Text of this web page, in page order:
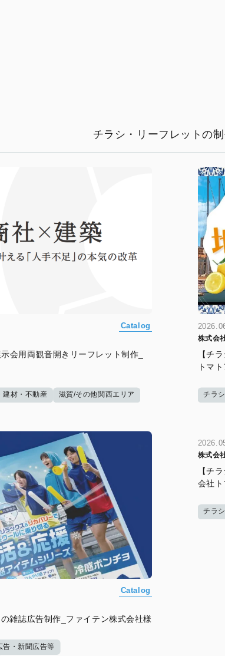
チラシ・リーフレットの制
Catalog
会用両観音開きリーフレット制作_
建材・不動産 滋賀/その他関西エリア
株式会
【チ
トマ
チラ
Catalog
雑誌広告制作_ファイテン株式会社様
告・新聞広告等
株式会
【チ
会社
チラ